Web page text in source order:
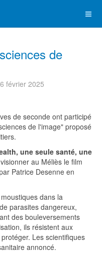
de
6 février 2025
de seconde ont participé
de l'image" proposé
une seule santé, une
au Méliès le film
Patrice Desenne en
dans la
parasites dangereux,
des bouleversements
ils résistent aux
Les scientifiques
annoncé.